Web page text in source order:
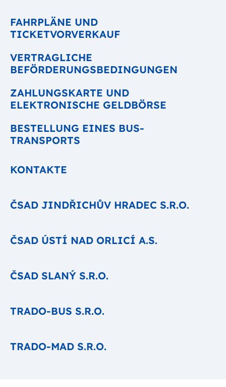
FAHRPLÄNE UND
TICKETVORVERKAUF
VERTRAGLICHE
BEFÖRDERUNGSBEDINGUNGEN
ZAHLUNGSKARTE UND
ELEKTRONISCHE GELDBÖRSE
BESTELLUNG EINES BUS-
TRANSPORTS
KONTAKTE
ČSAD JINDŘICHŮV HRADEC S.R.O.
ČSAD ÚSTÍ NAD ORLICÍ A.S.
ČSAD SLANÝ S.R.O.
TRADO-BUS S.R.O.
TRADO-MAD S.R.O.